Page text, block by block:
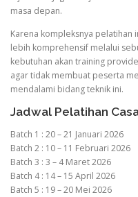
masa depan.
Karena kompleksnya pelatihan
lebih komprehensif melalui
kebutuhan akan training
agar tidak membuat peserta
mendalami bidang teknik ini.
Jadwal Pelatihan
Batch 1 : 20 – 21 Januari 2026
Batch 2 : 10 – 11 Februari 2026
Batch 3 : 3 – 4 Maret 2026
Batch 4 : 14 – 15 April 2026
Batch 5 : 19 – 20 Mei 2026